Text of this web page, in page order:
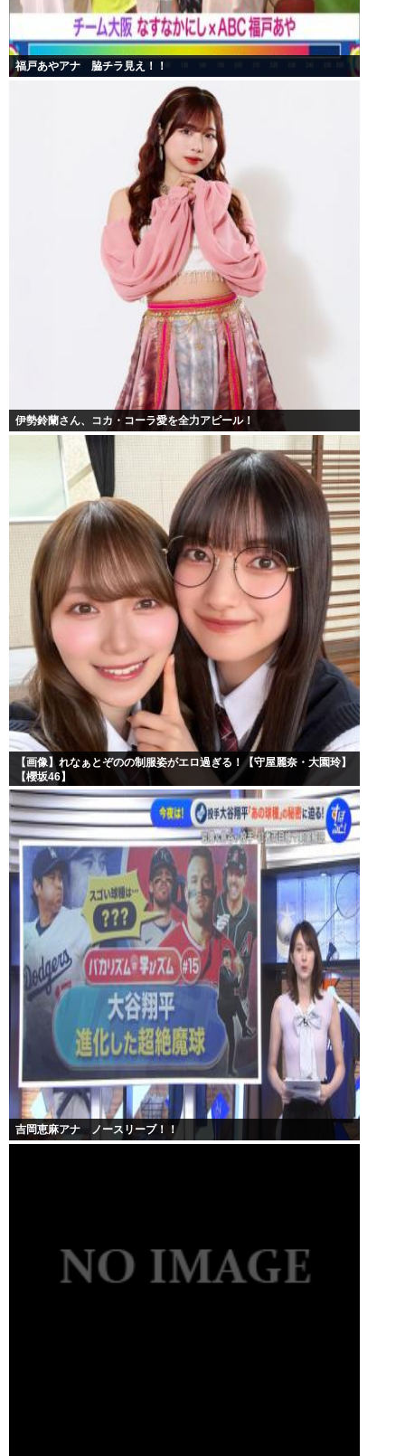
福戸あやアナ 脇チラ見え！！
伊勢鈴蘭さん、コカ・コーラ愛を全力アピール！
【画像】れなぁとぞのの制服姿がエロ過ぎる！【守屋麗奈・大園玲】
【櫻坂46】
吉岡恵麻アナ ノースリーブ！！